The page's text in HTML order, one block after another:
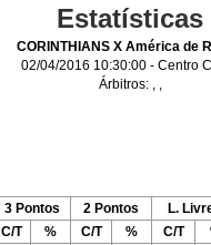
Estatísticas
CORINTHIANS X América de
02/04/2016 10:30:00 - Centro
Árbitros: , ,
3 Pontos 2 Pontos
L.
C/T % C/T % C/T